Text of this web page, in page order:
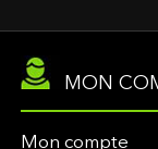
MON
Mon compte